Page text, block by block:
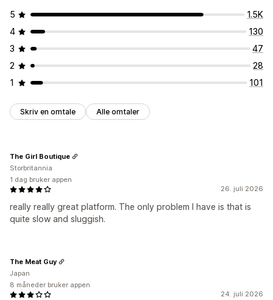
5
1.5K
4
130
3
47
2
28
1
101
Skriv en omtale Alle omtaler
26. juli 2026
really really great platform. The only problem I have is that is
quite slow and sluggish.
The Girl Boutique
Storbritannia
1 dag bruker appen
24. juli 2026
The Meat Guy
Japan
8 måneder bruker appen